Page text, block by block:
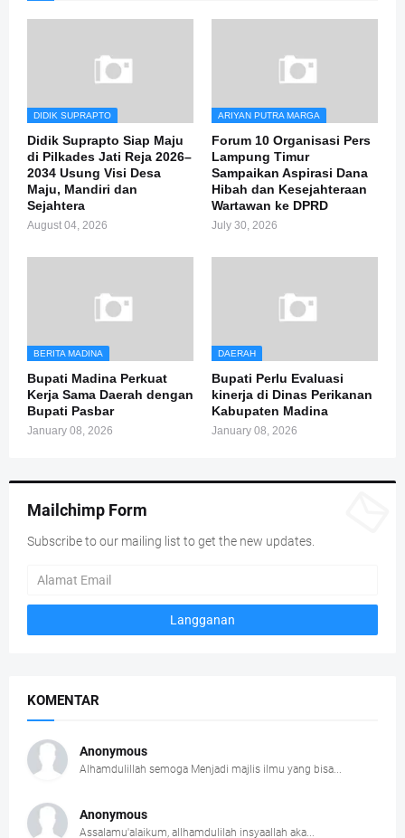
DIDIK SUPRAPTO
Didik Suprapto Siap Maju
di Pilkades Jati Reja 2026–
2034 Usung Visi Desa
Maju, Mandiri dan
Sejahtera
August 04, 2026
ARIYAN PUTRA MARGA
Forum 10 Organisasi Pers
Lampung Timur
Sampaikan Aspirasi Dana
Hibah dan Kesejahteraan
Wartawan ke DPRD
July 30, 2026
BERITA MADINA
Bupati Madina Perkuat
Kerja Sama Daerah dengan
Bupati Pasbar
January 08, 2026
DAERAH
Bupati Perlu Evaluasi
kinerja di Dinas Perikanan
Kabupaten Madina
January 08, 2026
Mailchimp Form
Subscribe to our mailing list to get the new updates.
KOMENTAR
Anonymous
Alhamdulillah semoga Menjadi majlis ilmu yang bisa...
Anonymous
Assalamu'alaikum, allhamdulilah insyaallah aka...